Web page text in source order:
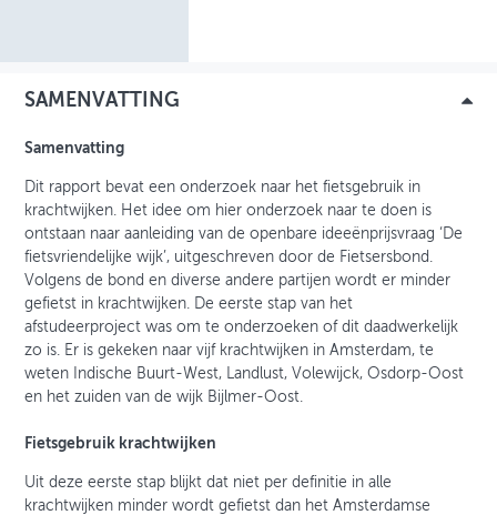
SAMENVATTING
Samenvatting
Dit rapport bevat een onderzoek naar het fietsgebruik in
krachtwijken. Het idee om hier onderzoek naar te doen is
ontstaan naar aanleiding van de openbare ideeënprijsvraag ‘De
fietsvriendelijke wijk’, uitgeschreven door de Fietsersbond.
Volgens de bond en diverse andere partijen wordt er minder
gefietst in krachtwijken. De eerste stap van het
afstudeerproject was om te onderzoeken of dit daadwerkelijk
zo is. Er is gekeken naar vijf krachtwijken in Amsterdam, te
weten Indische Buurt-West, Landlust, Volewijck, Osdorp-Oost
en het zuiden van de wijk Bijlmer-Oost.
Fietsgebruik krachtwijken
Uit deze eerste stap blijkt dat niet per definitie in alle
krachtwijken minder wordt gefietst dan het Amsterdamse